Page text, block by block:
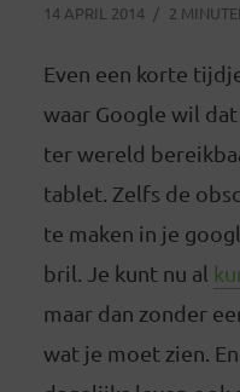
14 APRIL 2014
2
Even een korte
waar Google wil
ter wereld
tablet. Zelfs de
te maken in je
bril. Je kunt nu al
maar dan zonder
wat je moet zien.